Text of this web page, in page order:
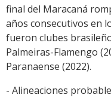
final del Maracaná
años consecutivos en
fueron clubes
Palmeiras-Flamengo
Paranaense (2022).
- Alineaciones